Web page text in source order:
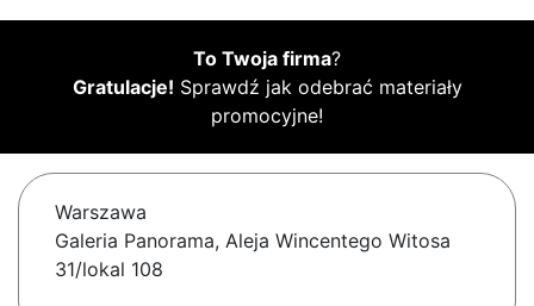
To Twoja firma?
Gratulacje! Sprawdź jak odebrać materiały
promocyjne!
Warszawa
Galeria Panorama, Aleja Wincentego Witosa
31/lokal 108